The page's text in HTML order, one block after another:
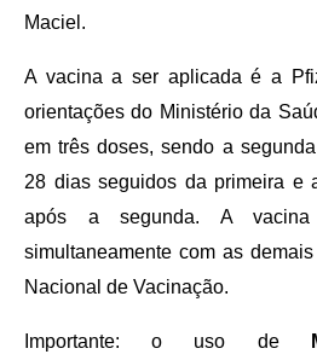
Maciel.
A vacina a ser aplicada é a
orientações do Ministério da
em três doses, sendo a
28 dias seguidos da primeira e
após a segunda. A
simultaneamente com as
Nacional de Vacinação.
Importante: o uso de